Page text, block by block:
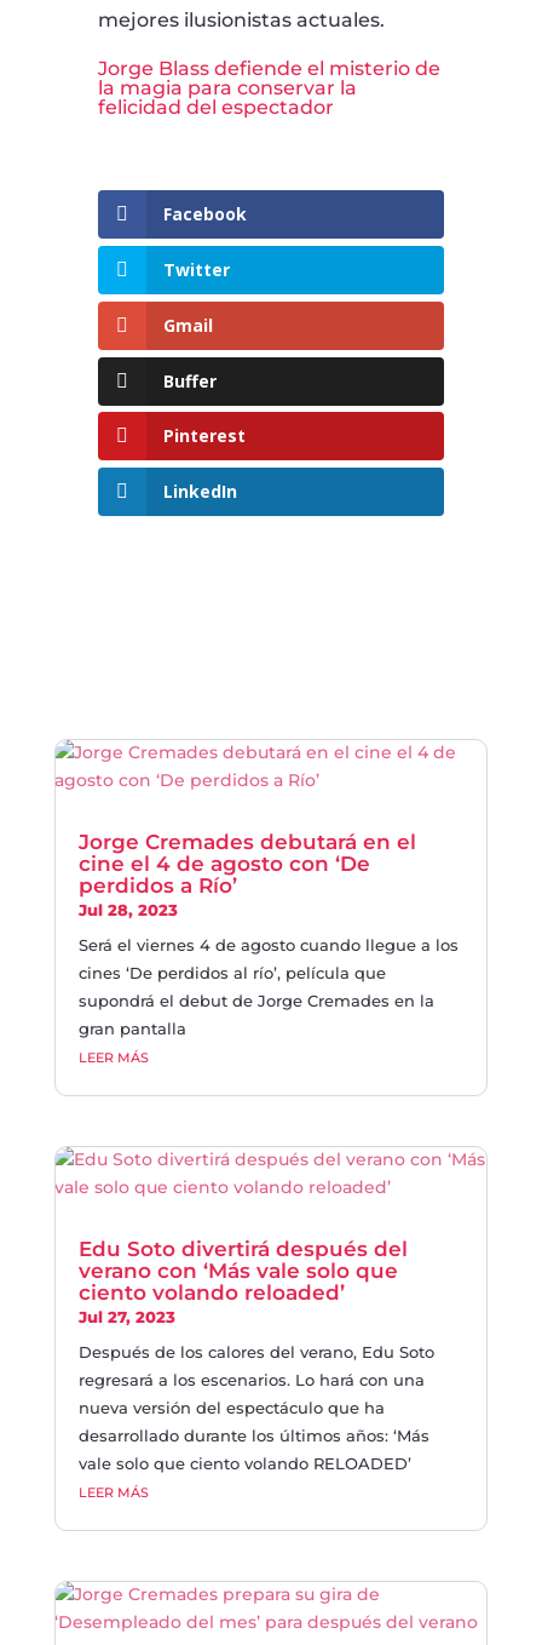
mejores ilusionistas actuales.
Jorge Blass defiende el misterio de
la magia para conservar la
felicidad del espectador
Facebook
Twitter
Gmail
Buffer
Pinterest
LinkedIn
Jorge Cremades debutará en el
cine el 4 de agosto con ‘De
perdidos a Río’
Jul 28, 2023
Será el viernes 4 de agosto cuando llegue a los
cines ‘De perdidos al río’, película que
supondrá el debut de Jorge Cremades en la
gran pantalla
LEER MÁS
Edu Soto divertirá después del
verano con ‘Más vale solo que
ciento volando reloaded’
Jul 27, 2023
Después de los calores del verano, Edu Soto
regresará a los escenarios. Lo hará con una
nueva versión del espectáculo que ha
desarrollado durante los últimos años: ‘Más
vale solo que ciento volando RELOADED’
LEER MÁS